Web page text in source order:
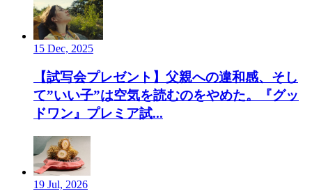
15 Dec, 2025
【試写会プレゼント】父親への違和感、そし
て”いい子”は空気を読むのをやめた。『グッ
ドワン』プレミア試...
19 Jul, 2026